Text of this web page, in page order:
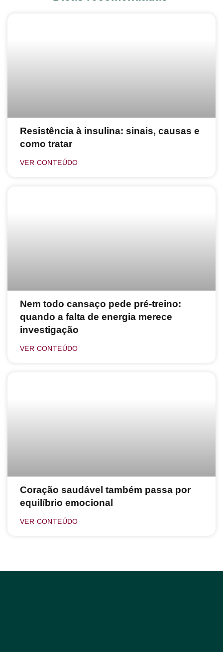
Resistência à insulina: sinais, causas e
como tratar
VER CONTEÚDO
Nem todo cansaço pede pré-treino:
quando a falta de energia merece
investigação
VER CONTEÚDO
Coração saudável também passa por
equilíbrio emocional
VER CONTEÚDO